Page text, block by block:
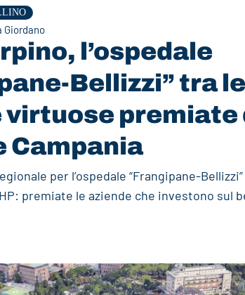
Giordano
l’ospedale
Bellizzi” tra le
virtuose premiate
Campania
per l’ospedale “Frangipane-Bellizzi”
premiate le aziende che investono sul